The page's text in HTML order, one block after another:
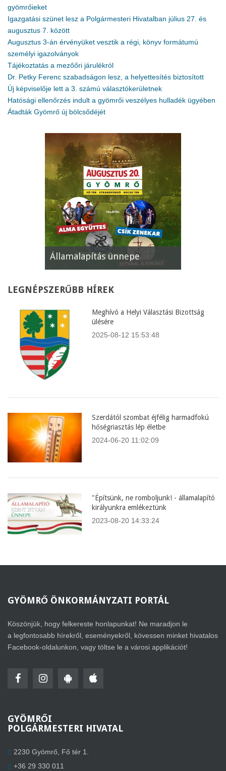
gyömrőieket
Igazgatási szünet lesz a Polgármesteri Hivatalban július 27. és
augusztus 7. között
Augusztus 3-án érvényüket vesztik a régi, könyv formátumú
személyi igazolványok
Tájékoztatás a mezőőri járulékról
Dr. Petky Ferenc szabadságon lesz, a helyettesítés biztosított
Új képviselője lett a 3. számú választókerületnek
Hatósági ellenőrzés indult a gyömrői veszélyes hulladék ügyében
Átadták Gyömrő új bölcsődéjét
Államalapítás ünnepe
LEGNÉPSZERŰBB HÍREK
Meghívó a Helyi Választási Bizottság
ülésére
2025-08-12 15:53:48
Szerdától szombat éjfélig harmadfokú
hőségriasztás lép életbe
2024-06-20 11:02:09
"Építsünk, ne romboljunk! - államalapító
királyunkra emlékeztünk
2023-08-20 14:33:24
GYÖMRŐ ÖNKORMÁNYZATI PORTÁL
Köszönjük, hogy felkereste honlapunkat! Ne maradjon le
a legfontosabb hírekről, eseményekről, kövessen minket hivatalos
Facebook-oldalunkon, vagy töltse le a városi applikációt!
GYÖMRŐI
POLGÁRMESTERI HIVATAL
2230 Gyömrő, Fő tér 1.
+36 29 330 011